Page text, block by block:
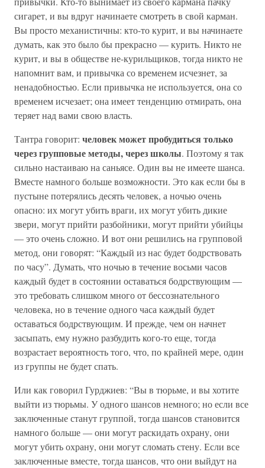
сигарет, и вы вдруг начинаете смотреть в свой карман.
Вы просто механистичны: кто-то курит, и вы начинаете
думать, как это было бы прекрасно — курить. Никто не
курит, и вы в обществе не-курильщиков, тогда никто не
напомнит вам, и привычка со временем исчезнет, за
ненадобностью. Если привычка не используется, она со
временем исчезает; она имеет тенденцию отмирать, она
теряет над вами свою власть.
Тантра говорит: человек может пробудиться только
через групповые методы, через школы. Поэтому я так
сильно настаиваю на саньясе. Один вы не имеете шанса.
Вместе намного больше возможности. Это как если бы в
пустыне потерялись десять человек, а ночью очень
опасно: их могут убить враги, их могут убить дикие
звери, могут прийти разбойники, могут прийти убийцы
— это очень сложно. И вот они решились на групповой
метод, они говорят: “Каждый из нас будет бодрствовать
по часу”. Думать, что ночью в течение восьми часов
каждый будет в состоянии оставаться бодрствующим —
это требовать слишком много от бессознательного
человека, но в течение одного часа каждый будет
оставаться бодрствующим. И прежде, чем он начнет
засыпать, ему нужно разбудить кого-то еще, тогда
возрастает вероятность того, что, по крайней мере, один
из группы не будет спать.
Или как говорил Гурджиев: “Вы в тюрьме, и вы хотите
выйти из тюрьмы. У одного шансов немного; но если все
заключенные станут группой, тогда шансов становится
намного больше — они могут раскидать охрану, они
могут убить охрану, они могут сломать стену. Если все
заключенные вместе, тогда шансов, что они выйдут на